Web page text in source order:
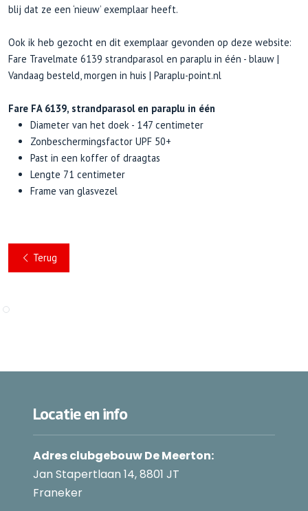
blij dat ze een ‘nieuw’ exemplaar heeft.
Ook ik heb gezocht en dit exemplaar gevonden op deze website:
Fare Travelmate 6139 strandparasol en paraplu in één - blauw |
Vandaag besteld, morgen in huis | Paraplu-point.nl
Fare FA 6139, strandparasol en paraplu in één
Diameter van het doek - 147 centimeter
Zonbeschermingsfactor UPF 50+
Past in een koffer of draagtas
Lengte 71 centimeter
Frame van glasvezel
Terug
Locatie en info
Adres clubgebouw De Meerton:
Jan Stapertlaan 14, 8801 JT
Franeker